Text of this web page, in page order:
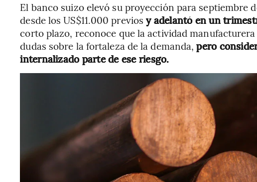
El banco suizo elevó su proyección para septiembre
desde los US$11.000 previosy adelantó en un
corto plazo, reconoce que la actividad
dudas sobre la fortaleza de la demanda,pero
internalizado parte de ese riesgo.